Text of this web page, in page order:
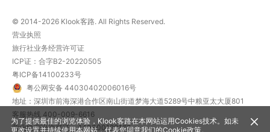
© 2014-2026 Klook客路. All Rights Reserved.
营业执照
旅行社业务经营许可证
ICP证：合字B2-20220505
粤ICP备14100233号
粤公网安备 44030402006016号
地址：深圳市前海深港合作区南山街道梦海大道5289号中粮亚太大厦801
客服热线 400-009-6616
营业性演出许可证：440300120162
为了提供最佳的浏览体验，Klook客路在本网站运用Cookies技术。如未
更改设置并持续使用本网站，代表您同意我们的Cookie政策。